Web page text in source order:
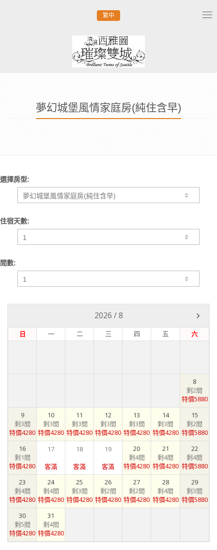
繁中
夢幻城堡風情家庭房(純住含早)
選擇房型:
住宿天數:
間數:
2026 /8
日 一 二 三 四 五 六
8
剩2間
特價5880
9
剩3間
特價4280
10
剩3間
特價4280
11
剩3間
特價4280
12
剩3間
特價4280
13
剩3間
特價4280
14
剩3間
特價4280
15
剩2間
特價5880
16
剩1間
特價4280
17
客滿
18
客滿
19
客滿
20
剩4間
特價4280
21
剩4間
特價4280
22
剩4間
特價5880
23
剩4間
特價4280
24
剩4間
特價4280
25
剩3間
特價4280
26
剩2間
特價4280
27
剩2間
特價4280
28
剩4間
特價4280
29
剩3間
特價5880
30
剩5間
特價4280
31
剩4間
特價4280